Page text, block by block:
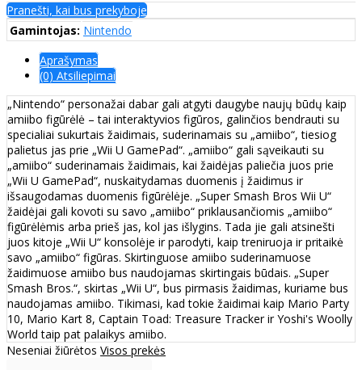
Pranešti, kai bus prekyboje
Gamintojas: Nintendo
Aprašymas
(0) Atsiliepimai
„Nintendo“ personažai dabar gali atgyti daugybe naujų būdų kaip
amiibo figūrėlė – tai interaktyvios figūros, galinčios bendrauti su
specialiai sukurtais žaidimais, suderinamais su „amiibo“, tiesiog
palietus jas prie „Wii U GamePad“. „amiibo“ gali sąveikauti su
„amiibo“ suderinamais žaidimais, kai žaidėjas paliečia juos prie
„Wii U GamePad“, nuskaitydamas duomenis į žaidimus ir
išsaugodamas duomenis figūrėlėje. „Super Smash Bros Wii U“
žaidėjai gali kovoti su savo „amiibo“ priklausančiomis „amiibo“
figūrėlėmis arba prieš jas, kol jas išlygins. Tada jie gali atsinešti
juos kitoje „Wii U“ konsolėje ir parodyti, kaip treniruoja ir pritaikė
savo „amiibo“ figūras. Skirtinguose amiibo suderinamuose
žaidimuose amiibo bus naudojamas skirtingais būdais. „Super
Smash Bros.“, skirtas „Wii U“, bus pirmasis žaidimas, kuriame bus
naudojamas amiibo. Tikimasi, kad tokie žaidimai kaip Mario Party
10, Mario Kart 8, Captain Toad: Treasure Tracker ir Yoshi's Woolly
World taip pat palaikys amiibo.
Neseniai žiūrėtos Visos prekės